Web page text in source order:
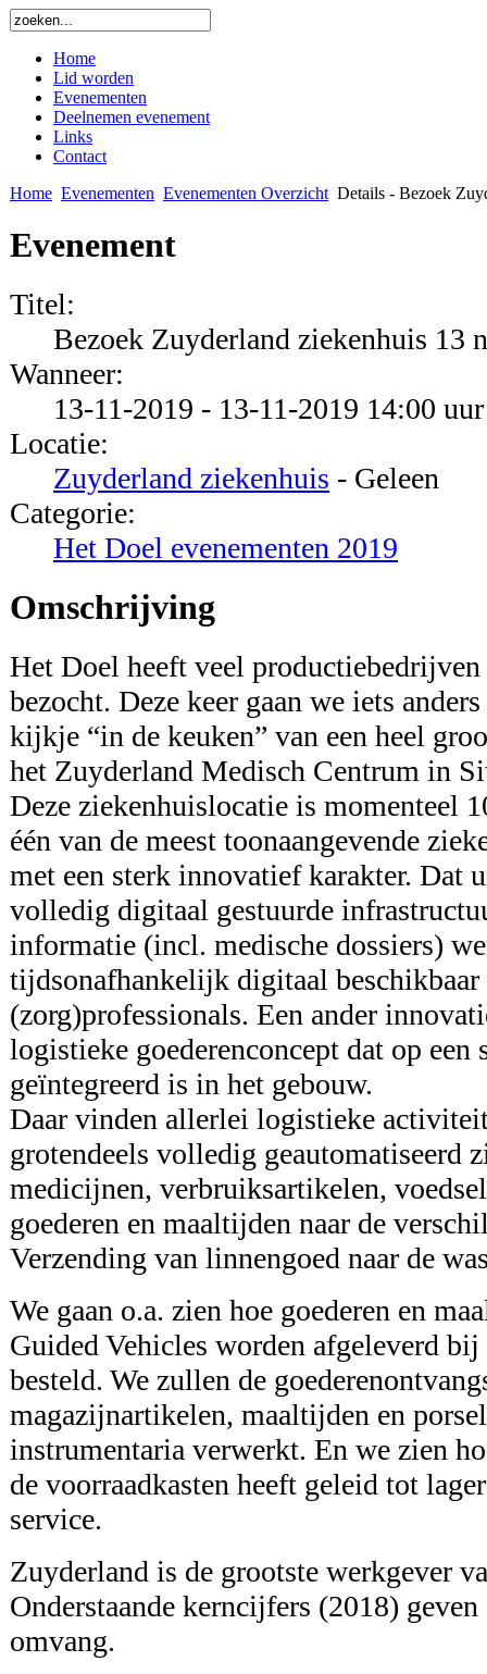
Home
Lid worden
Evenementen
Deelnemen evenement
Links
Contact
Home Evenementen Evenementen Overzicht Details - Bezoek
Evenement
Titel:
Bezoek Zuyderland ziekenhuis 13
Wanneer:
13-11-2019 - 13-11-2019 14:00
Locatie:
Zuyderland ziekenhuis - Geleen
Categorie:
Het Doel evenementen 2019
Omschrijving
Het Doel heeft veel
bezocht. Deze keer gaan we iets
kijkje “in de keuken” van een heel
het Zuyderland Medisch Centrum in
Deze ziekenhuislocatie is momenteel
één van de meest toonaangevende
met een sterk innovatief karakter. Dat
volledig digitaal gestuurde
informatie (incl. medische dossiers)
tijdsonafhankelijk digitaal beschikbaar
(zorg)professionals. Een ander
logistieke goederenconcept dat op een
geïntegreerd is in het gebouw.
Daar vinden allerlei logistieke
grotendeels volledig geautomatiseerd
medicijnen, verbruiksartikelen,
goederen en maaltijden naar de
Verzending van linnengoed naar de
We gaan o.a. zien hoe goederen en
Guided Vehicles worden afgeleverd
besteld. We zullen de
magazijnartikelen, maaltijden en
instrumentaria verwerkt. En we zien
de voorraadkasten heeft geleid tot
service.
Zuyderland is de grootste werkgever
Onderstaande kerncijfers (2018)
omvang.